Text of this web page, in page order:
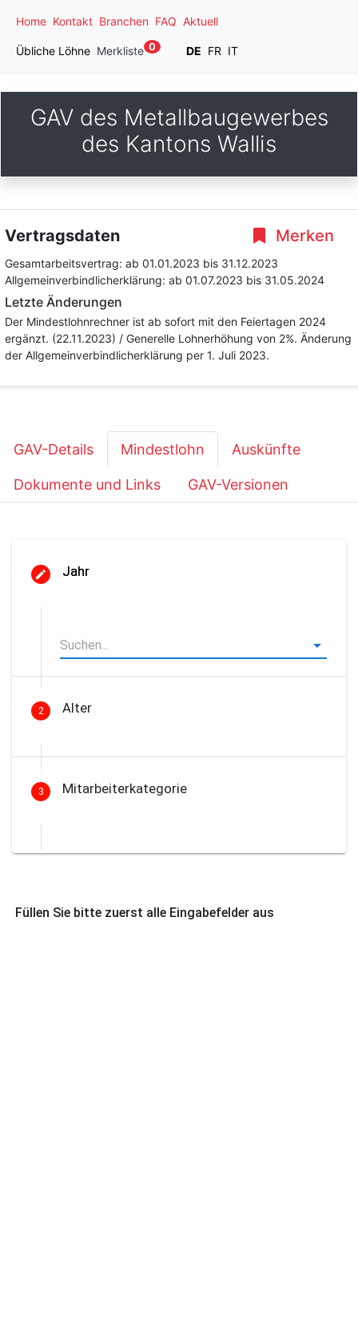
Home Kontakt Branchen FAQ Aktuell
Übliche Löhne Merkliste 0 DE FR IT
GAV des Metallbaugewerbes
des Kantons Wallis
Merken
Vertragsdaten
Gesamtarbeitsvertrag: ab 01.01.2023 bis 31.12.2023
Allgemeinverbindlicherklärung: ab 01.07.2023 bis 31.05.2024
Letzte Änderungen
Der Mindestlohnrechner ist ab sofort mit den Feiertagen 2024
ergänzt. (22.11.2023) / Generelle Lohnerhöhung von 2%. Änderung
der Allgemeinverbindlicherklärung per 1. Juli 2023.
GAV-Details Mindestlohn Auskünfte
Dokumente und Links GAV-Versionen
Jahr
2 Alter
3 Mitarbeiterkategorie
Füllen Sie bitte zuerst alle Eingabefelder aus